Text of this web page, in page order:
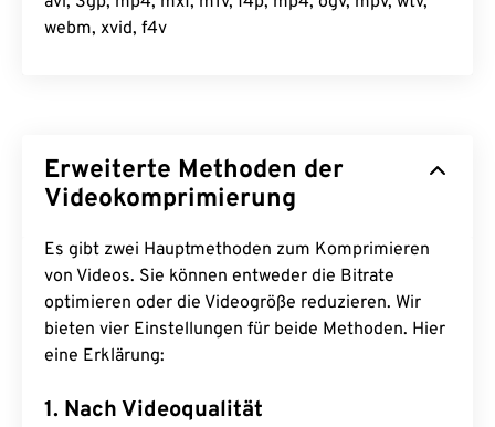
webm, xvid, f4v
Erweiterte Methoden der
Videokomprimierung
Es gibt zwei Hauptmethoden zum Komprimieren
von Videos. Sie können entweder die Bitrate
optimieren oder die Videogröße reduzieren. Wir
bieten vier Einstellungen für beide Methoden. Hier
eine Erklärung:
1. Nach Videoqualität